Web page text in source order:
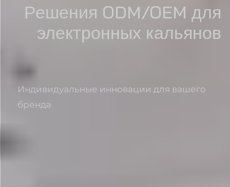
Решения ODM/OEM для
электронных кальянов
Индивидуальные инновации для вашего
бренда